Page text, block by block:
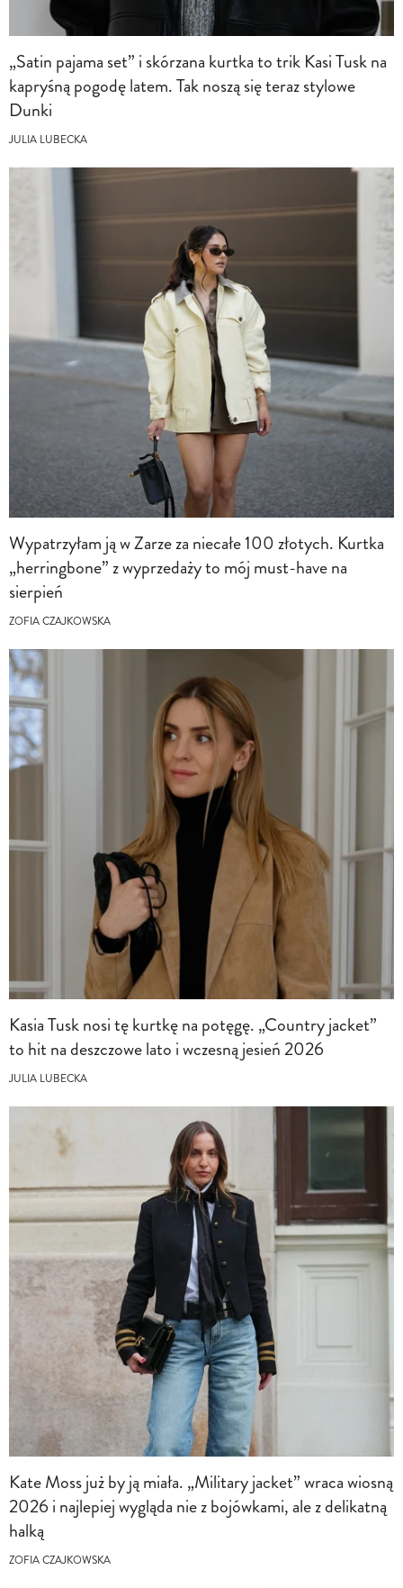
„Satin pajama set” i skórzana kurtka to trik Kasi Tusk na
kapryśną pogodę latem. Tak noszą się teraz stylowe
Dunki
JULIA LUBECKA
Wypatrzyłam ją w Zarze za niecałe 100 złotych. Kurtka
„herringbone” z wyprzedaży to mój must-have na
sierpień
ZOFIA CZAJKOWSKA
Kasia Tusk nosi tę kurtkę na potęgę. „Country jacket”
to hit na deszczowe lato i wczesną jesień 2026
JULIA LUBECKA
Kate Moss już by ją miała. „Military jacket” wraca wiosną
2026 i najlepiej wygląda nie z bojówkami, ale z delikatną
halką
ZOFIA CZAJKOWSKA